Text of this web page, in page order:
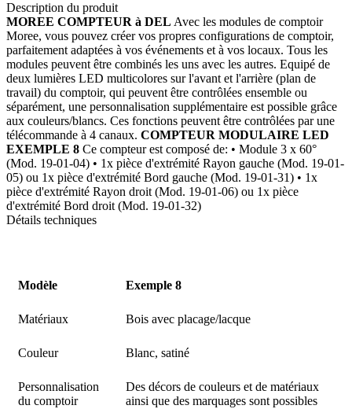
Description du produit
MOREE COMPTEUR à DEL Avec les modules de comptoir
Moree, vous pouvez créer vos propres configurations de comptoir,
parfaitement adaptées à vos événements et à vos locaux. Tous les
modules peuvent être combinés les uns avec les autres. Equipé de
deux lumières LED multicolores sur l'avant et l'arrière (plan de
travail) du comptoir, qui peuvent être contrôlées ensemble ou
séparément, une personnalisation supplémentaire est possible grâce
aux couleurs/blancs. Ces fonctions peuvent être contrôlées par une
télécommande à 4 canaux. COMPTEUR MODULAIRE LED
EXEMPLE 8 Ce compteur est composé de: • Module 3 x 60°
(Mod. 19-01-04) • 1x pièce d'extrémité Rayon gauche (Mod. 19-01-
05) ou 1x pièce d'extrémité Bord gauche (Mod. 19-01-31) • 1x
pièce d'extrémité Rayon droit (Mod. 19-01-06) ou 1x pièce
d'extrémité Bord droit (Mod. 19-01-32)
Détails techniques
Modèle Exemple 8
Matériaux Bois avec placage/lacque
Couleur Blanc, satiné
Personnalisation
du comptoir
Des décors de couleurs et de matériaux
ainsi que des marquages sont possibles